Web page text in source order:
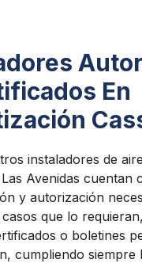
En
instaladores de
Avenidas cuentan
y autorización
que lo
o boletines
cumpliendo siempre